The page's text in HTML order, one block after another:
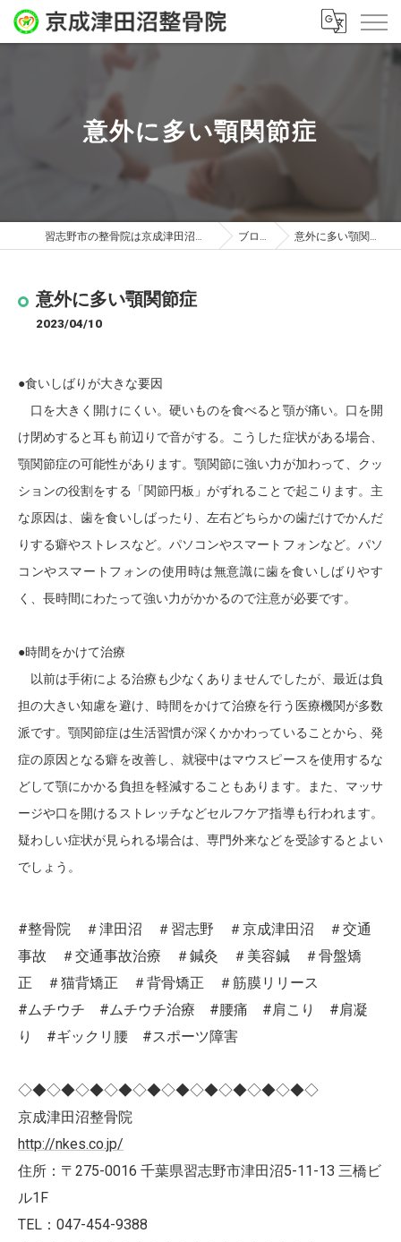
意外に多い顎関節症
習志野市の整骨院は京成津田沼整骨院 ブログ 意外に多い顎関節症
意外に多い顎関節症
2023/04/10
●食いしばりが大きな要因
口を大きく開けにくい。硬いものを食べると顎が痛い。口を開
け閉めすると耳も前辺りで音がする。こうした症状がある場合、
顎関節症の可能性があります。顎関節に強い力が加わって、クッ
ションの役割をする「関節円板」がずれることで起こります。主
な原因は、歯を食いしばったり、左右どちらかの歯だけでかんだ
りする癖やストレスなど。パソコンやスマートフォンなど。パソ
コンやスマートフォンの使用時は無意識に歯を食いしばりやす
く、長時間にわたって強い力がかかるので注意が必要です。
●時間をかけて治療
以前は手術による治療も少なくありませんでしたが、最近は負
担の大きい知慮を避け、時間をかけて治療を行う医療機関が多数
派です。顎関節症は生活習慣が深くかかわっていることから、発
症の原因となる癖を改善し、就寝中はマウスピースを使用するな
どして顎にかかる負担を軽減することもあります。また、マッサ
ージや口を開けるストレッチなどセルフケア指導も行われます。
疑わしい症状が見られる場合は、専門外来などを受診するとよい
でしょう。
#整骨院 ＃津田沼 ＃習志野 ＃京成津田沼 ＃交通
事故 ＃交通事故治療 ＃鍼灸 ＃美容鍼 ＃骨盤矯
正 ＃猫背矯正 ＃背骨矯正 ＃筋膜リリース
#ムチウチ #ムチウチ治療 #腰痛 #肩こり #肩凝
り #ギックリ腰 #スポーツ障害
◇◆◇◆◇◆◇◆◇◆◇◆◇◆◇◆◇◆◇◆◇
京成津田沼整骨院
http://nkes.co.jp/
住所：〒275-0016 千葉県習志野市津田沼5-11-13 三橋ビ
ル1F
TEL：047-454-9388